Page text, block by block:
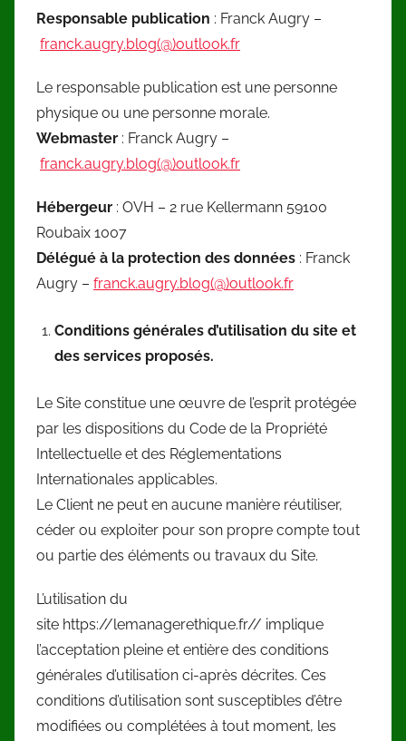
Responsable publication : Franck Augry –
franck.augry.blog(@)outlook.fr
Le responsable publication est une personne
physique ou une personne morale.
Webmaster : Franck Augry –
franck.augry.blog(@)outlook.fr
Hébergeur : OVH – 2 rue Kellermann 59100
Roubaix 1007
Délégué à la protection des données : Franck
Augry – franck.augry.blog(@)outlook.fr
Conditions générales d’utilisation du site et
des services proposés.
Le Site constitue une œuvre de l’esprit protégée
par les dispositions du Code de la Propriété
Intellectuelle et des Réglementations
Internationales applicables.
Le Client ne peut en aucune manière réutiliser,
céder ou exploiter pour son propre compte tout
ou partie des éléments ou travaux du Site.
L’utilisation du
site https://lemanagerethique.fr// implique
l’acceptation pleine et entière des conditions
générales d’utilisation ci-après décrites. Ces
conditions d’utilisation sont susceptibles d’être
modifiées ou complétées à tout moment, les